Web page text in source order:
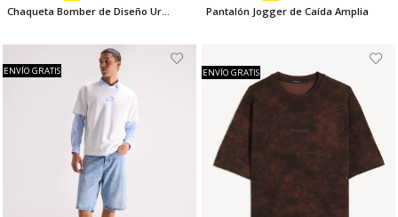
Chaqueta Bomber de Diseño Urbano
Pantalón Jogger de Caída Amplia
ENVÍO GRATIS ENVÍO GRATIS